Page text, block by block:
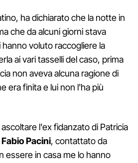
ha dichiarato che la notte in
che da alcuni giorni stava
voluto raccogliere la
ai vari tasselli del caso, prima
non aveva alcuna ragione di
era finita e lui non l'ha più
l'ex fidanzato di Patricia
Fabio Pacini, contattato da
essere in casa me lo hanno